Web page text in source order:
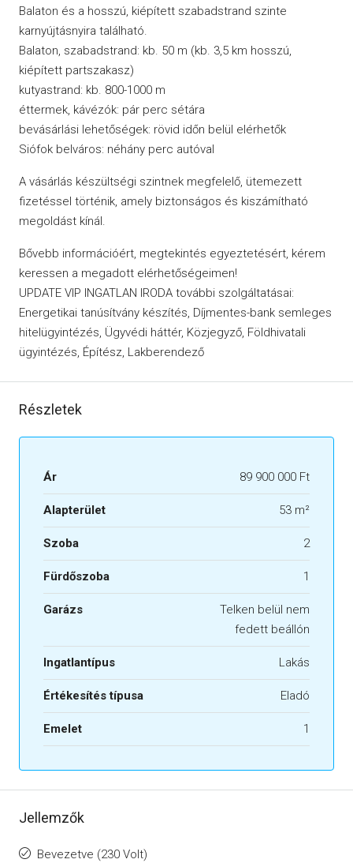
Balaton és a hosszú, kiépített szabadstrand szinte
karnyújtásnyira található.
Balaton, szabadstrand: kb. 50 m (kb. 3,5 km hosszú,
kiépített partszakasz)
kutyastrand: kb. 800-1000 m
éttermek, kávézók: pár perc sétára
bevásárlási lehetőségek: rövid időn belül elérhetők
Siófok belváros: néhány perc autóval
A vásárlás készültségi szintnek megfelelő, ütemezett
fizetéssel történik, amely biztonságos és kiszámítható
megoldást kínál.
Bővebb információért, megtekintés egyeztetésért, kérem
keressen a megadott elérhetőségeimen!
UPDATE VIP INGATLAN IRODA további szolgáltatásai:
Energetikai tanúsítvány készítés, Díjmentes-bank semleges
hitelügyintézés, Ügyvédi háttér, Közjegyző, Földhivatali
ügyintézés, Építész, Lakberendező
Részletek
Ár 89 900 000 Ft
Alapterület 53 m²
Szoba 2
Fürdőszoba 1
Garázs
Telken belül nem
fedett beállón
Ingatlantípus Lakás
Értékesítés típusa Eladó
Emelet 1
Jellemzők
Bevezetve (230 Volt)